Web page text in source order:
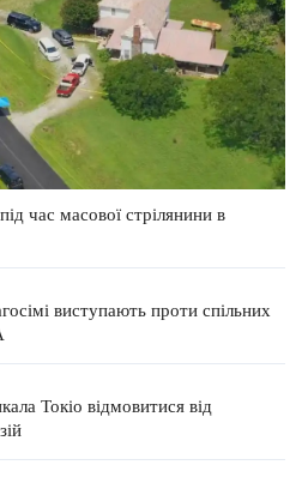
час масової стрілянини в
виступають проти спільних
Токіо відмовитися від